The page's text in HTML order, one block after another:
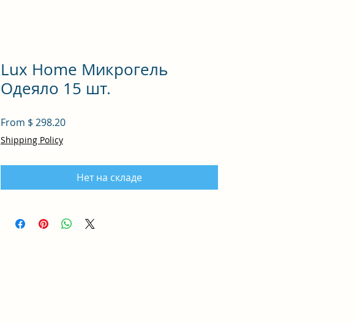
Lux Home Микрогель
Одеяло 15 шт.
From $ 298.20
Shipping Policy
Нет на складе